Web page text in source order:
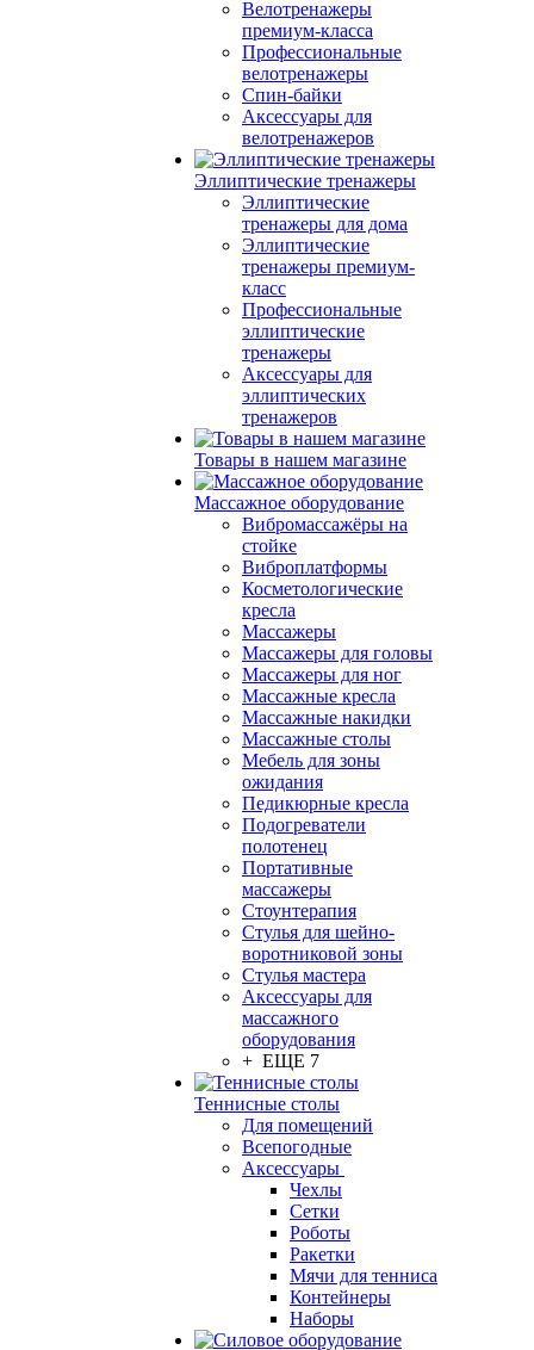
Велотренажеры
премиум-класса
Профессиональные
велотренажеры
Спин-байки
Аксессуары для
велотренажеров
Эллиптические тренажеры
Эллиптические
тренажеры для дома
Эллиптические
тренажеры премиум-
класс
Профессиональные
эллиптические
тренажеры
Аксессуары для
эллиптических
тренажеров
Товары в нашем магазине
Массажное оборудование
Вибромассажёры на
стойке
Виброплатформы
Косметологические
кресла
Массажеры
Массажеры для головы
Массажеры для ног
Массажные кресла
Массажные накидки
Массажные столы
Мебель для зоны
ожидания
Педикюрные кресла
Подогреватели
полотенец
Портативные
массажеры
Стоунтерапия
Стулья для шейно-
воротниковой зоны
Стулья мастера
Аксессуары для
массажного
оборудования
+ ЕЩЕ 7
Теннисные столы
Для помещений
Всепогодные
Аксессуары
Чехлы
Сетки
Роботы
Ракетки
Мячи для тенниса
Контейнеры
Наборы